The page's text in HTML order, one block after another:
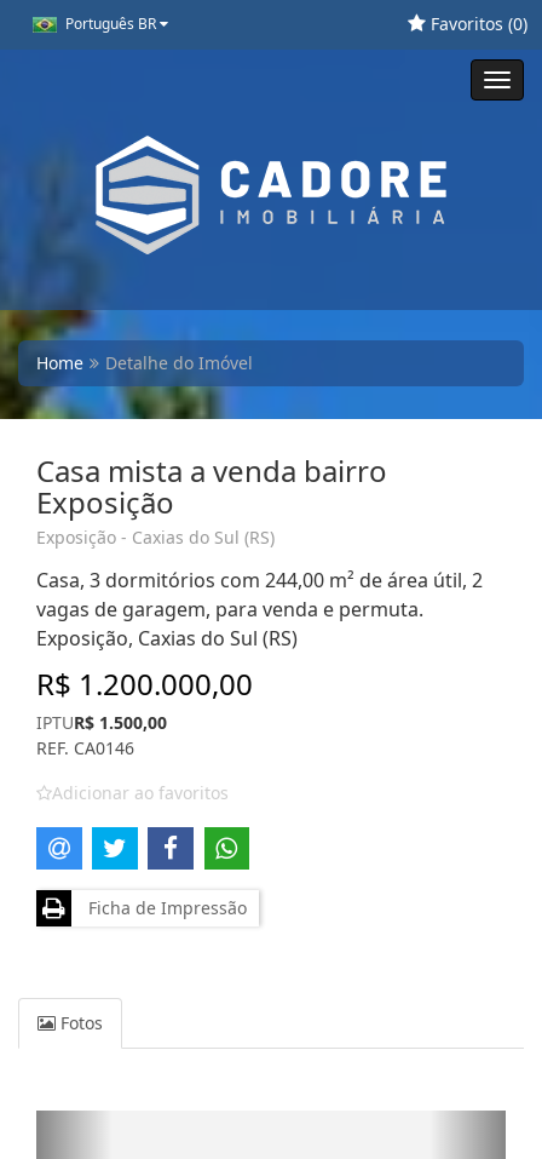
Português BR Favoritos (0)
Home Detalhe do Imóvel
Casa mista a venda bairro
Exposição
Exposição - Caxias do Sul (RS)
Casa, 3 dormitórios com 244,00 m² de área útil, 2
vagas de garagem, para venda e permuta.
Exposição, Caxias do Sul (RS)
R$ 1.200.000,00
IPTUR$ 1.500,00
REF. CA0146
Adicionar ao favoritos
Ficha de Impressão
Fotos